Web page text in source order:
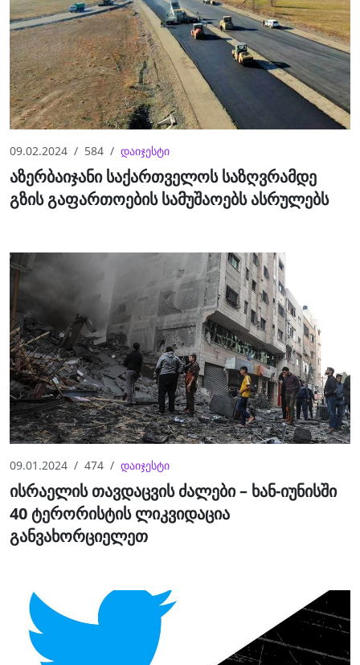
09.02.2024 584 დაიჯესტი
აზერბაიჯანი საქართველოს საზღვრამდე
გზის გაფართოების სამუშაოებს ასრულებს
09.01.2024 474 დაიჯესტი
ისრაელის თავდაცვის ძალები – ხან-იუნისში
40 ტერორისტის ლიკვიდაცია
განვახორციელეთ